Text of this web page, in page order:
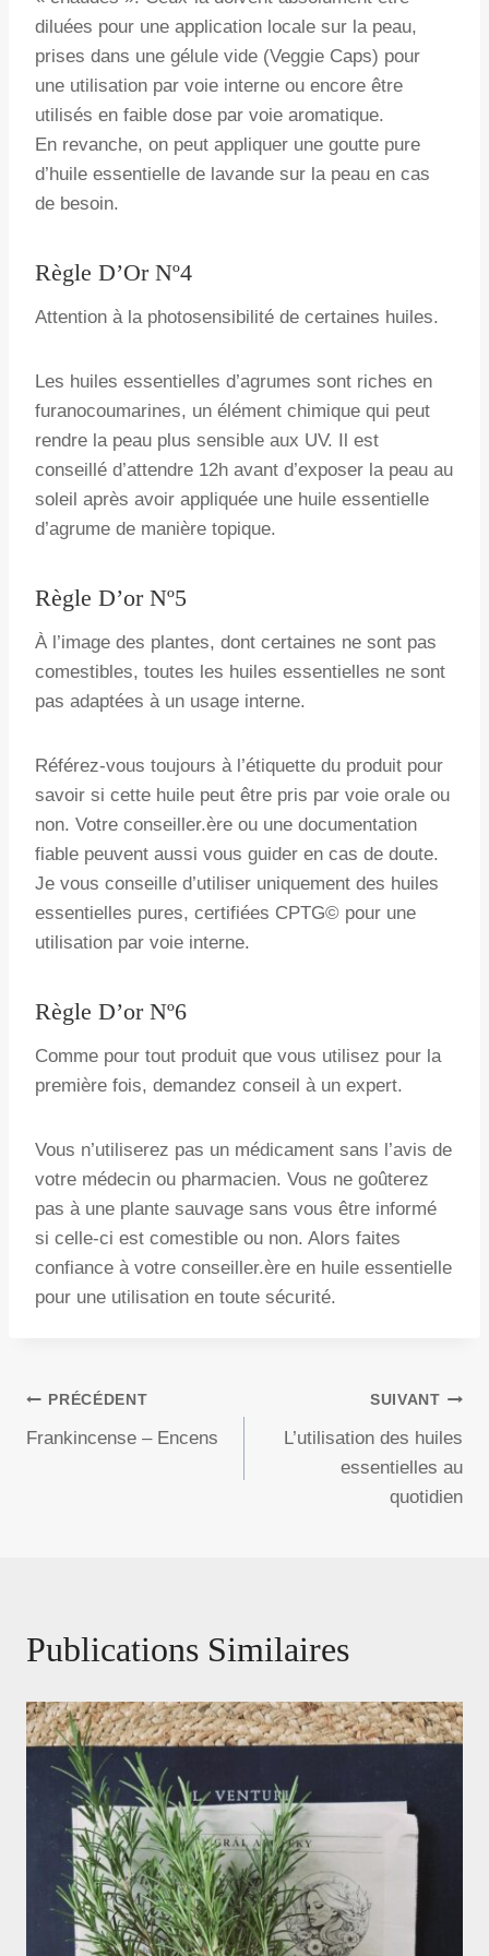
diluées pour une application locale sur la peau,
prises dans une gélule vide (Veggie Caps) pour
une utilisation par voie interne ou encore être
utilisés en faible dose par voie aromatique.
En revanche, on peut appliquer une goutte pure
d’huile essentielle de lavande sur la peau en cas
de besoin.
Règle D’Or Nº4
Attention à la photosensibilité de certaines huiles.
Les huiles essentielles d’agrumes sont riches en
furanocoumarines, un élément chimique qui peut
rendre la peau plus sensible aux UV. Il est
conseillé d’attendre 12h avant d’exposer la peau au
soleil après avoir appliquée une huile essentielle
d’agrume de manière topique.
Règle D’or Nº5
À l’image des plantes, dont certaines ne sont pas
comestibles, toutes les huiles essentielles ne sont
pas adaptées à un usage interne.
Référez-vous toujours à l’étiquette du produit pour
savoir si cette huile peut être pris par voie orale ou
non. Votre conseiller.ère ou une documentation
fiable peuvent aussi vous guider en cas de doute.
Je vous conseille d’utiliser uniquement des huiles
essentielles pures, certifiées CPTG© pour une
utilisation par voie interne.
Règle D’or Nº6
Comme pour tout produit que vous utilisez pour la
première fois, demandez conseil à un expert.
Vous n’utiliserez pas un médicament sans l’avis de
votre médecin ou pharmacien. Vous ne goûterez
pas à une plante sauvage sans vous être informé
si celle-ci est comestible ou non. Alors faites
confiance à votre conseiller.ère en huile essentielle
pour une utilisation en toute sécurité.
Navigation
PRÉCÉDENT
Frankincense – Encens
SUIVANT
L’utilisation des huiles
essentielles au
quotidien
Publications Similaires